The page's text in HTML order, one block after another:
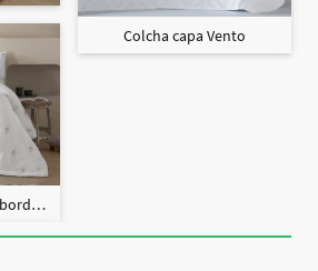
+ fundas cojín
Colcha capa Vento